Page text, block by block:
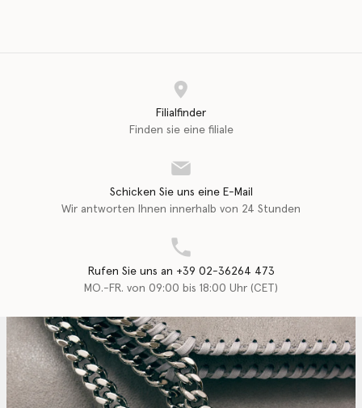
Filialfinder
Finden sie eine filiale
Schicken Sie uns eine E-Mail
Wir antworten Ihnen innerhalb von 24 Stunden
Rufen Sie uns an +39 02-36264 473
MO.-FR. von 09:00 bis 18:00 Uhr (CET)